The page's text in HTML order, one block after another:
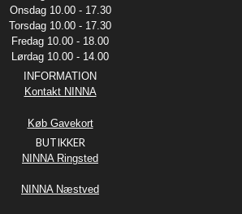
Onsdag 10.00 - 17.30
Torsdag 10.00 - 17.30
Fredag 10.00 - 18.00
Lørdag 10.00 - 14.00
INFORMATION
Kontakt NINNA
Køb Gavekort
BUTIKKER
NINNA Ringsted
NINNA Næstved